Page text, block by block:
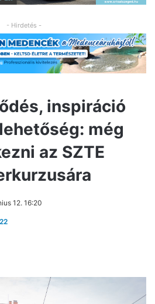
- Hirdetés -
inspiráció
még
az SZTE
12. 16:20